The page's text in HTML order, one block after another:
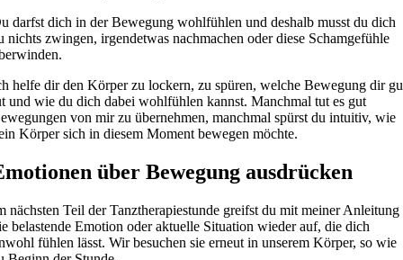
darfst dich in der Bewegung wohlfühlen und deshalb musst du dich
nichts zwingen, irgendetwas nachmachen oder diese Schamgefühle
helfe dir den Körper zu lockern, zu spüren, welche Bewegung dir
und wie du dich dabei wohlfühlen kannst. Manchmal tut es gut
von mir zu übernehmen, manchmal spürst du intuitiv, wie
Körper sich in diesem Moment bewegen möchte.
über Bewegung ausdrücken
nächsten Teil der Tanztherapiestunde greifst du mit meiner Anleitung
belastende Emotion oder aktuelle Situation wieder auf, die dich
fühlen lässt. Wir besuchen sie erneut in unserem Körper, so wie